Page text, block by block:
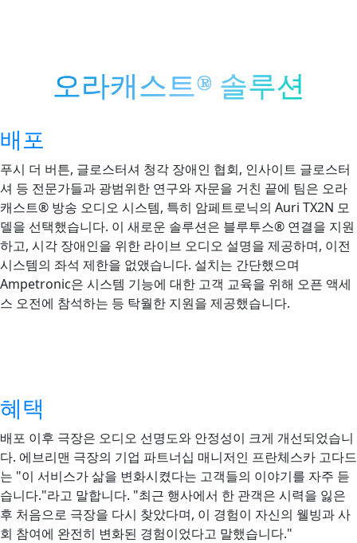
오라캐스트® 솔루션
배포
푸시 더 버튼, 글로스터셔 청각 장애인 협회, 인사이트 글로스터
셔 등 전문가들과 광범위한 연구와 자문을 거친 끝에 팀은 오라
캐스트® 방송 오디오 시스템, 특히 암페트로닉의 Auri TX2N 모
델을 선택했습니다. 이 새로운 솔루션은 블루투스® 연결을 지원
하고, 시각 장애인을 위한 라이브 오디오 설명을 제공하며, 이전
시스템의 좌석 제한을 없앴습니다. 설치는 간단했으며
Ampetronic은 시스템 기능에 대한 고객 교육을 위해 오픈 액세
스 오전에 참석하는 등 탁월한 지원을 제공했습니다.
혜택
배포 이후 극장은 오디오 선명도와 안정성이 크게 개선되었습니
다. 에브리맨 극장의 기업 파트너십 매니저인 프란체스카 고다드
는 "이 서비스가 삶을 변화시켰다는 고객들의 이야기를 자주 듣
습니다."라고 말합니다. "최근 행사에서 한 관객은 시력을 잃은
후 처음으로 극장을 다시 찾았다며, 이 경험이 자신의 웰빙과 사
회 참여에 완전히 변화된 경험이었다고 말했습니다."